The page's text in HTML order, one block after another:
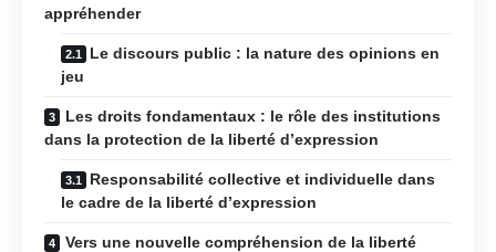
appréhender
Le discours public : la nature des opinions en
jeu
Les droits fondamentaux : le rôle des institutions
dans la protection de la liberté d’expression
Responsabilité collective et individuelle dans
le cadre de la liberté d’expression
Vers une nouvelle compréhension de la liberté